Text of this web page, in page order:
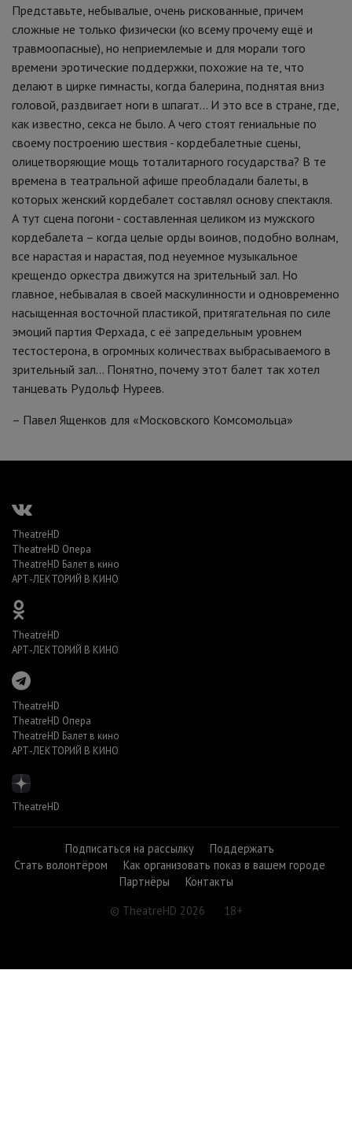
Представьте, небывалые, очень рискованные, причем
сложные не только физически (ко всему прочему ещё и
травмоопасные), но неприемлемые и для морали того
времени эротические поддержки, похожие на те, что
делают в цирке гимнасты, когда балерина, поднятая вниз
головой, раздвигает ноги в шпагат… И это все в стране, где,
как известно, секса не было. А чего стоят гениальные по
своему построению шествия - кордебалетные сцены,
олицетворяющие мощь тоталитарного государства? В те
времена в театральной афише преобладали балеты, в
которых женский кордебалет составлял основу спектакля.
А тут сцена погони - составленная целиком из мужского
кордебалета – когда целые орды воинов, подобно волнам,
все нарастая и нарастая, под неуемное музыкальное
крещендо оркестра движутся на зрительный зал. Но
главное, небывалая в своей маскулинности и одновременно
насыщенная восточной пластикой, притягательная по силе
эмоций партия Ферхада, с её запредельным уровнем
тестостерона, в огромных количествах выбрасываемого в
зрительный зал... Понятно, почему этот балет так хотел
танцевать Рудольф Нуреев.
– Павел Ященков для «Московского Комсомольца»
TheatreHD
TheatreHD Опера
TheatreHD Балет в кино
АРТ-ЛЕКТОРИЙ В КИНО
TheatreHD
АРТ-ЛЕКТОРИЙ В КИНО
TheatreHD
TheatreHD Опера
TheatreHD Балет в кино
АРТ-ЛЕКТОРИЙ В КИНО
TheatreHD
Подписаться на рассылку
Поддержать
Стать волонтёром
Как организовать показ в вашем городе
Партнёры
Контакты
© TheatreHD 2026
18+